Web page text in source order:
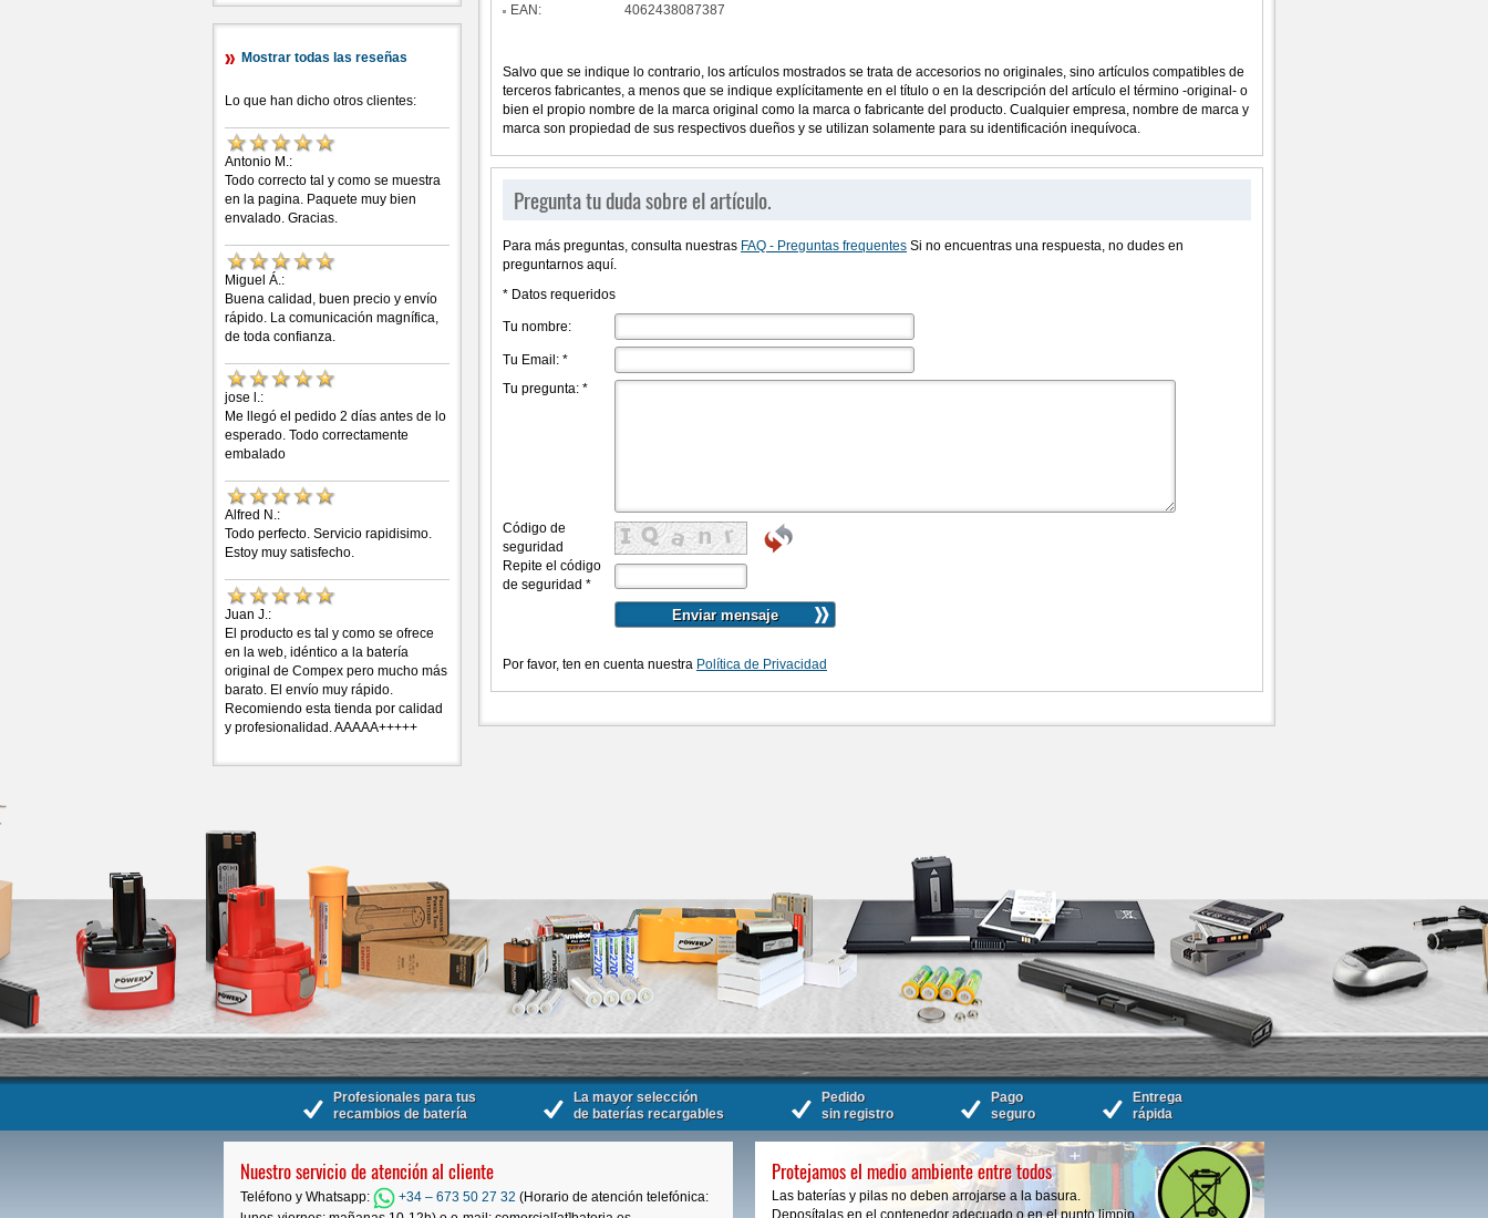
Mostrar todas las reseñas
Lo que han dicho otros clientes:
Antonio M.:
Todo correcto tal y como se muestra
en la pagina. Paquete muy bien
envalado. Gracias.
Miguel Á.:
Buena calidad, buen precio y envío
rápido. La comunicación magnífica,
de toda confianza.
jose l.:
Me llegó el pedido 2 días antes de lo
esperado. Todo correctamente
embalado
Alfred N.:
Todo perfecto. Servicio rapidisimo.
Estoy muy satisfecho.
Juan J.:
El producto es tal y como se ofrece
en la web, idéntico a la batería
original de Compex pero mucho más
barato. El envío muy rápido.
Recomiendo esta tienda por calidad
y profesionalidad. AAAAA+++++
EAN:
4062438087387
Salvo que se indique lo contrario, los artículos mostrados se trata de accesorios no originales, sino artículos compatibles de
terceros fabricantes, a menos que se indique explícitamente en el título o en la descripción del artículo el término -original- o
bien el propio nombre de la marca original como la marca o fabricante del producto. Cualquier empresa, nombre de marca y
marca son propiedad de sus respectivos dueños y se utilizan solamente para su identificación inequívoca.
Pregunta tu duda sobre el artículo.
Para más preguntas, consulta nuestras FAQ - Preguntas frequentes Si no encuentras una respuesta, no dudes en
preguntarnos aquí.
* Datos requeridos
Tu nombre:
Tu Email: *
Tu pregunta: *
Código de
seguridad
Repite el código
de seguridad *
Por favor, ten en cuenta nuestra Política de Privacidad
Profesionales para tus
recambios de batería
La mayor selección
de baterías recargables
Pedido
sin registro
Pago
seguro
Entrega
rápida
Nuestro servicio de atención al cliente
Teléfono y Whatsapp: +34 – 673 50 27 32 (Horario de atención telefónica:
Protejamos el medio ambiente entre todos
Las baterías y pilas no deben arrojarse a la basura.
Deposítalas en el contenedor adecuado o en el punto limpio.